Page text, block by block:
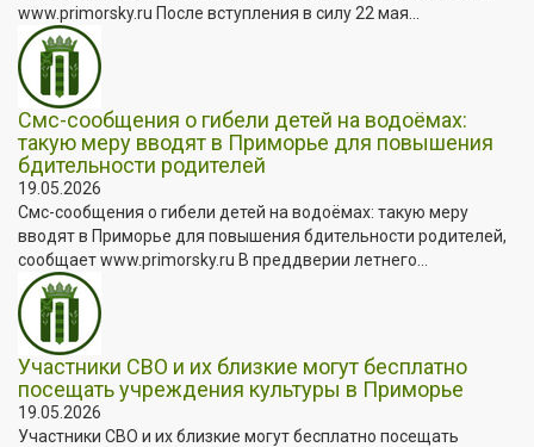
www.primorsky.ru После вступления в силу 22 мая...
Смс-сообщения о гибели детей на водоёмах:
такую меру вводят в Приморье для повышения
бдительности родителей
19.05.2026
Смс-сообщения о гибели детей на водоёмах: такую меру
вводят в Приморье для повышения бдительности родителей,
сообщает www.primorsky.ru В преддверии летнего...
Участники СВО и их близкие могут бесплатно
посещать учреждения культуры в Приморье
19.05.2026
Участники СВО и их близкие могут бесплатно посещать